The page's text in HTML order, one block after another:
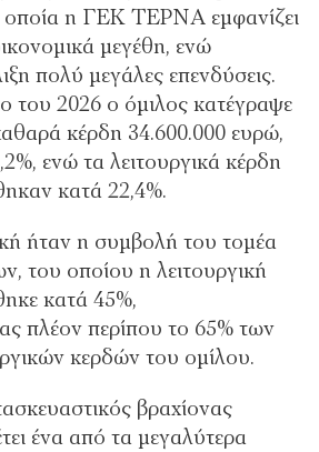
οποία η ΓΕΚ ΤΕΡΝΑ εμφανίζει
μεγέθη, ενώ
πολύ μεγάλες επενδύσεις.
του 2026 ο όμιλος κατέγραψε
κέρδη 34.600.000 ευρώ,
ενώ τα λειτουργικά κέρδη
κατά 22,4%.
ήταν η συμβολή του τομέα
του οποίου η λειτουργική
κατά 45%,
πλέον περίπου το 65% των
κερδών του ομίλου.
βραχίονας
ένα από τα μεγαλύτερα